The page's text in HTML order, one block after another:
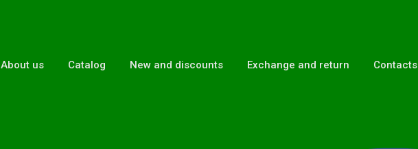
About us Catalog New and discounts Exchange and return Contacts